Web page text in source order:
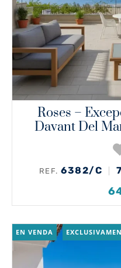
Roses –
Davant Del
REF. 6382/C
EN VENDA